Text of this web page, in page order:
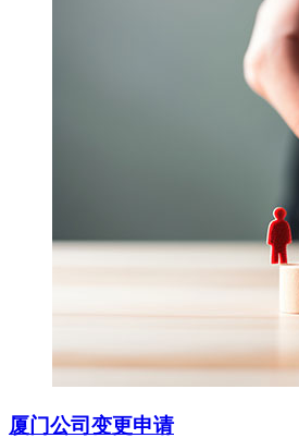
厦门公司变更申请